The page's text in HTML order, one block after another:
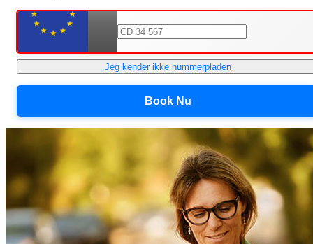
Jeg kender ikke nummerpladen
Book Nu